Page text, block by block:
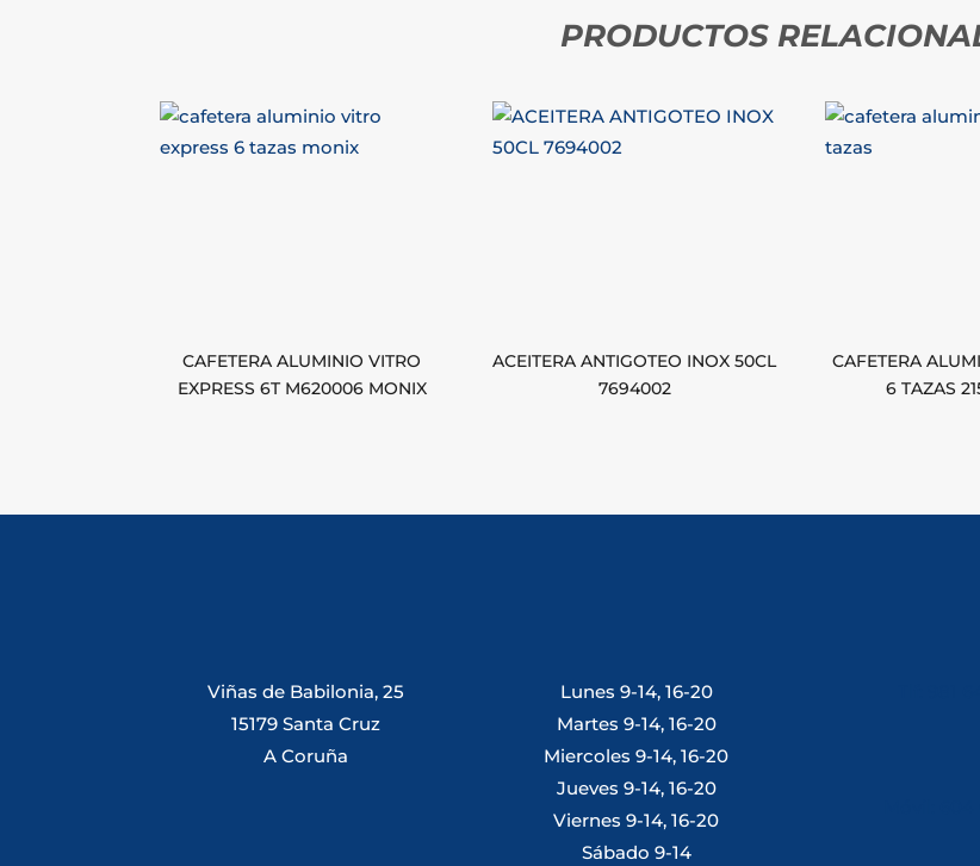
PRODUCTOS
CAFETERA ALUMINIO VITRO
EXPRESS 6T M620006 MONIX
ACEITERA ANTIGOTEO INOX 50CL
7694002
CAFETERA
6 TAZAS
Viñas de Babilonia, 25
15179 Santa Cruz
A Coruña
Lunes 9-14, 16-20
Martes 9-14, 16-20
Miercoles 9-14, 16-20
Jueves 9-14, 16-20
Viernes 9-14, 16-20
Sábado 9-14